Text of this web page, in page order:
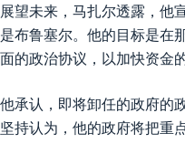
展望未来，马扎尔透露，他
是布鲁塞尔。他的目标是在
面的政治协议，以加快资金
他承认，即将卸任的政府的
坚持认为，他的政府将把重